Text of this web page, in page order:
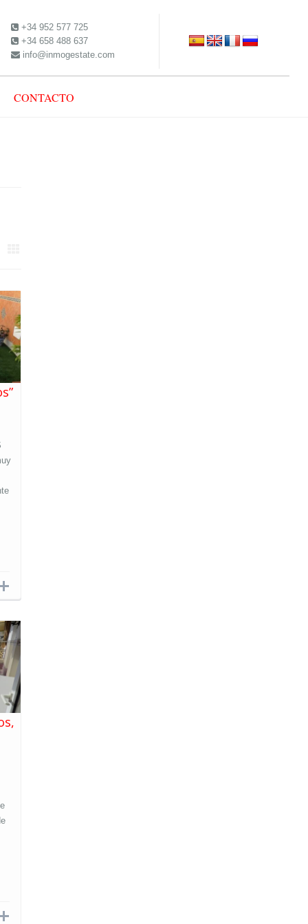
+34 952 577 725
+34 658 488 637
info@inmogestate.com
CONTACTO